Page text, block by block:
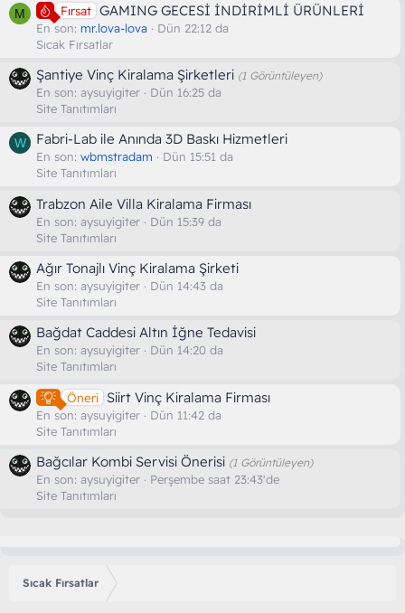
M Fırsat GAMING GECESİ İNDİRİMLİ ÜRÜNLERİ
En son: mr.lova-lova
Dün 22:12 da
Sıcak Fırsatlar
Şantiye Vinç Kiralama Şirketleri (1 Görüntüleyen)
En son: aysuyigiter
Dün 16:25 da
Site Tanıtımları
W Fabri-Lab ile Anında 3D Baskı Hizmetleri
En son: wbmstradam
Dün 15:51 da
Site Tanıtımları
Trabzon Aile Villa Kiralama Firması
En son: aysuyigiter
Dün 15:39 da
Site Tanıtımları
Ağır Tonajlı Vinç Kiralama Şirketi
En son: aysuyigiter
Dün 14:43 da
Site Tanıtımları
Bağdat Caddesi Altın İğne Tedavisi
En son: aysuyigiter
Dün 14:20 da
Site Tanıtımları
Öneri Siirt Vinç Kiralama Firması
En son: aysuyigiter
Dün 11:42 da
Site Tanıtımları
Bağcılar Kombi Servisi Önerisi (1 Görüntüleyen)
En son: aysuyigiter
Perşembe saat 23:43'de
Site Tanıtımları
Sıcak Fırsatlar